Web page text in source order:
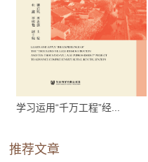
学习运用“千万工程”经...
推荐文章